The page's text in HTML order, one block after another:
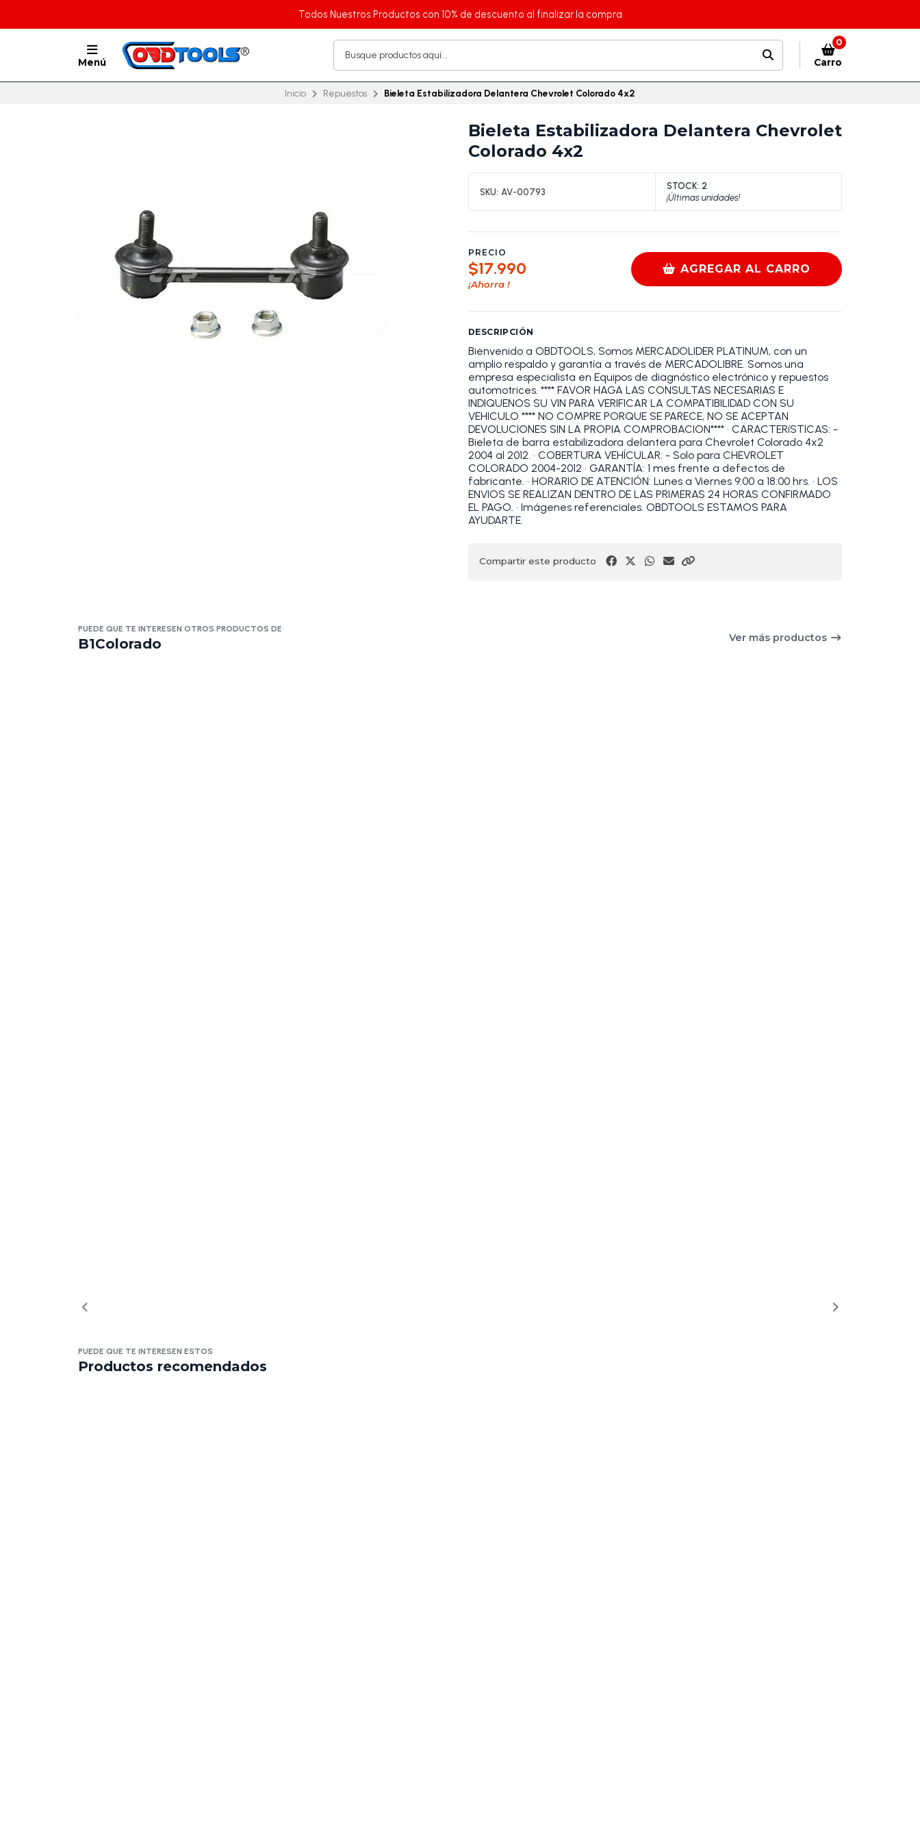
Todos Nuestros Productos con 10% de descuento al finalizar la compra
Menú
0
Carro
Inicio Repuestos Bieleta Estabilizadora Delantera Chevrolet Colorado 4x2
Bieleta Estabilizadora Delantera Chevrolet
Colorado 4x2
SKU: AV-00793
STOCK: 2
¡Últimas unidades!
PRECIO
$17.990
¡Ahorra !
AGREGAR AL CARRO
DESCRIPCIÓN
Bienvenido a OBDTOOLS, Somos MERCADOLIDER PLATINUM, con un
amplio respaldo y garantía a través de MERCADOLIBRE. Somos una
empresa especialista en Equipos de diagnóstico electrónico y repuestos
automotrices. **** FAVOR HAGA LAS CONSULTAS NECESARIAS E
INDIQUENOS SU VIN PARA VERIFICAR LA COMPATIBILIDAD CON SU
VEHICULO **** NO COMPRE PORQUE SE PARECE, NO SE ACEPTAN
DEVOLUCIONES SIN LA PROPIA COMPROBACION**** • CARACTERíSTICAS: -
Bieleta de barra estabilizadora delantera para Chevrolet Colorado 4x2
2004 al 2012. • COBERTURA VEHÍCULAR: - Solo para CHEVROLET
COLORADO 2004-2012 • GARANTÍA: 1 mes frente a defectos de
fabricante. • HORARIO DE ATENCIÓN: Lunes a Viernes 9:00 a 18:00 hrs. • LOS
ENVIOS SE REALIZAN DENTRO DE LAS PRIMERAS 24 HORAS CONFIRMADO
EL PAGO. • Imágenes referenciales. OBDTOOLS ESTAMOS PARA
AYUDARTE.
Compartir este producto
PUEDE QUE TE INTERESEN OTROS PRODUCTOS DE
B1Colorado Ver más productos
PUEDE QUE TE INTERESEN ESTOS
Productos recomendados